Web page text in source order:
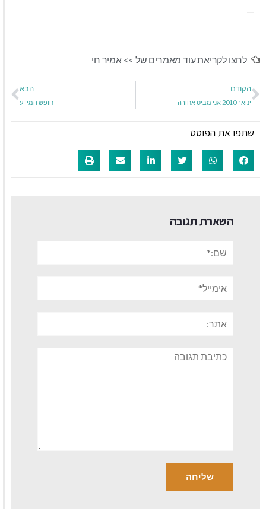
—
לחצו לקריאת עוד מאמרים של >> אמיר חי
הקודם
ינואר 2010 אני מביט אחורה
הבא
חופש המידע
שתפו את הפוסט
השארת תגובה